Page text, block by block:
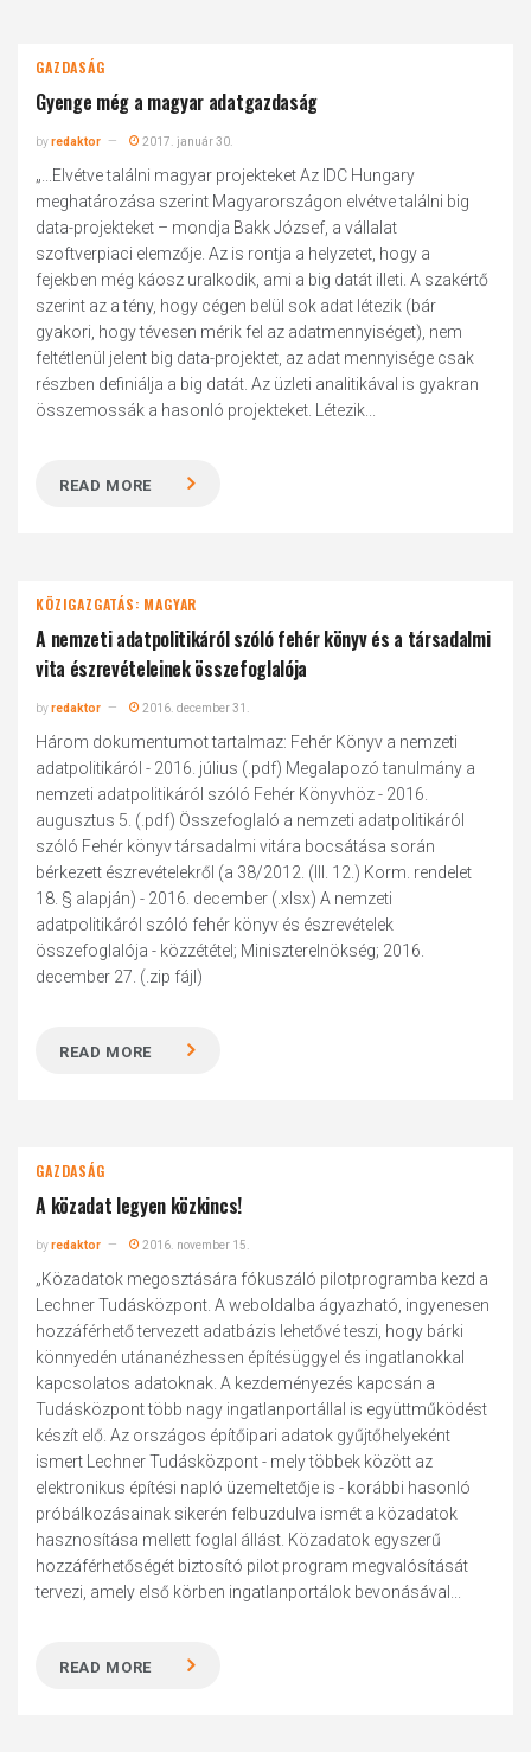
GAZDASÁG
Gyenge még a magyar adatgazdaság
byredaktor 2017. január 30.
„...Elvétve találni magyar projekteket Az IDC Hungary
meghatározása szerint Magyarországon elvétve találni big
data-projekteket – mondja Bakk József, a vállalat
szoftverpiaci elemzője. Az is rontja a helyzetet, hogy a
fejekben még káosz uralkodik, ami a big datát illeti. A szakértő
szerint az a tény, hogy cégen belül sok adat létezik (bár
gyakori, hogy tévesen mérik fel az adatmennyiséget), nem
feltétlenül jelent big data-projektet, az adat mennyisége csak
részben definiálja a big datát. Az üzleti analitikával is gyakran
összemossák a hasonló projekteket. Létezik...
READ MORE
KÖZIGAZGATÁS: MAGYAR
A nemzeti adatpolitikáról szóló fehér könyv és a társadalmi
vita észrevételeinek összefoglalója
byredaktor 2016. december 31.
Három dokumentumot tartalmaz: Fehér Könyv a nemzeti
adatpolitikáról - 2016. július (.pdf) Megalapozó tanulmány a
nemzeti adatpolitikáról szóló Fehér Könyvhöz - 2016.
augusztus 5. (.pdf) Összefoglaló a nemzeti adatpolitikáról
szóló Fehér könyv társadalmi vitára bocsátása során
bérkezett észrevételekről (a 38/2012. (III. 12.) Korm. rendelet
18. § alapján) - 2016. december (.xlsx) A nemzeti
adatpolitikáról szóló fehér könyv és észrevételek
összefoglalója - közzététel; Miniszterelnökség; 2016.
december 27. (.zip fájl)
READ MORE
GAZDASÁG
A közadat legyen közkincs!
byredaktor 2016. november 15.
„Közadatok megosztására fókuszáló pilotprogramba kezd a
Lechner Tudásközpont. A weboldalba ágyazható, ingyenesen
hozzáférhető tervezett adatbázis lehetővé teszi, hogy bárki
könnyedén utánanézhessen építésüggyel és ingatlanokkal
kapcsolatos adatoknak. A kezdeményezés kapcsán a
Tudásközpont több nagy ingatlanportállal is együttműködést
készít elő. Az országos építőipari adatok gyűjtőhelyeként
ismert Lechner Tudásközpont - mely többek között az
elektronikus építési napló üzemeltetője is - korábbi hasonló
próbálkozásainak sikerén felbuzdulva ismét a közadatok
hasznosítása mellett foglal állást. Közadatok egyszerű
hozzáférhetőségét biztosító pilot program megvalósítását
tervezi, amely első körben ingatlanportálok bevonásával...
READ MORE